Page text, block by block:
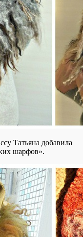
Татьяна добавила
шарфов».